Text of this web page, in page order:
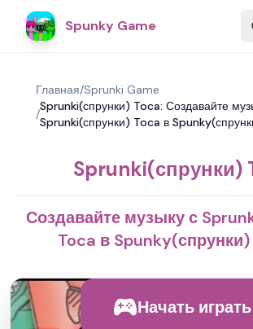
Spunky Game
Главная/Sprunki Game
/
Sprunki(спрунки) Toca: Создавайте
Sprunki(спрунки) Toca в
Sprunki(спрунки)
Создавайте музыку с
Toca в Spunky(спрунки)
Начать играть